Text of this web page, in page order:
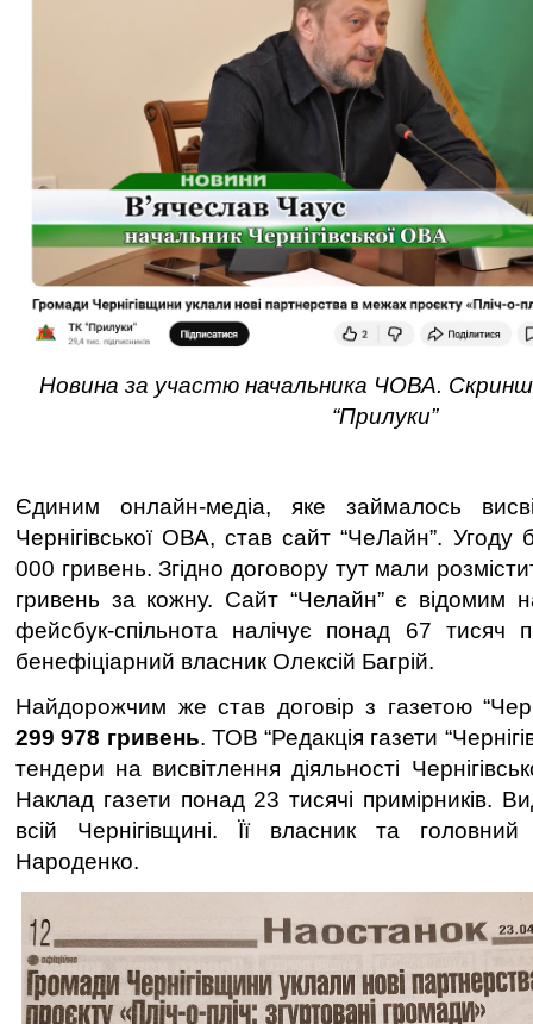
Новина за участю начальника ЧОВА.
“Прилуки”
Єдиним онлайн-медіа, яке займалось
Чернігівської ОВА, став сайт “ЧеЛайн”.
000 гривень. Згідно договору тут мали
гривень за кожну. Сайт “Челайн” є відомим
фейсбук-спільнота налічує понад 67 тисяч
бенефіціарний власник Олексій Багрій.
Найдорожчим же став договір з газетою
299 978 гривень. ТОВ “Редакція газети
тендери на висвітлення діяльності
Наклад газети понад 23 тисячі примірників.
всій Чернігівщині. Її власник та
Народенко.